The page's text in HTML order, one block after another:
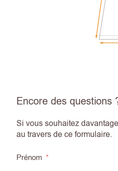
Encore des questions
Si vous souhaitez
au travers de ce formulaire.
Prénom